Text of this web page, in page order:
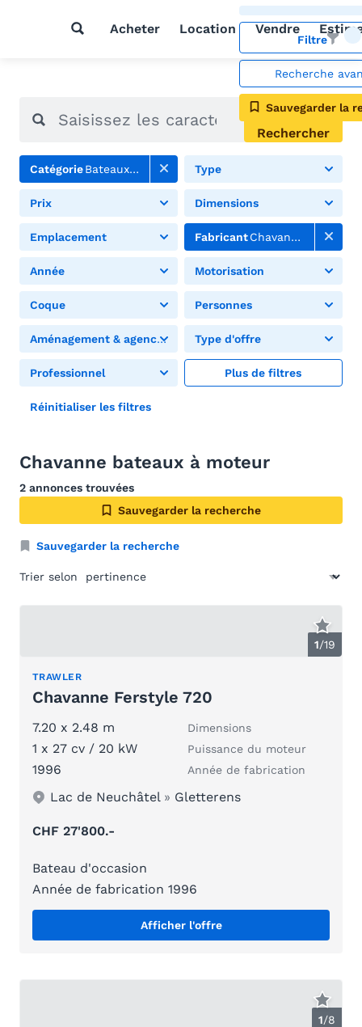
Acheter Location Vendre
Filtre
Recherche
Sauvegarder la
Rechercher
CatégorieBateaux à moteur Type
Prix Dimensions
Emplacement FabricantChavanne
Année Motorisation
Coque Personnes
Aménagement & agencement Type d'offre
Professionnel Plus de filtres
Réinitialiser les filtres
Chavanne bateaux à moteur
2 annonces trouvées
Sauvegarder la recherche
Sauvegarder la recherche
Trier selon
1/19
TRAWLER
Chavanne Ferstyle 720
7.20 x 2.48 m Dimensions
1 x 27 cv / 20 kW Puissance du moteur
1996 Année de fabrication
Lac de Neuchâtel» Gletterens
CHF 27'800.-
Bateau d'occasion
Année de fabrication 1996
Afficher l'offre
1/8